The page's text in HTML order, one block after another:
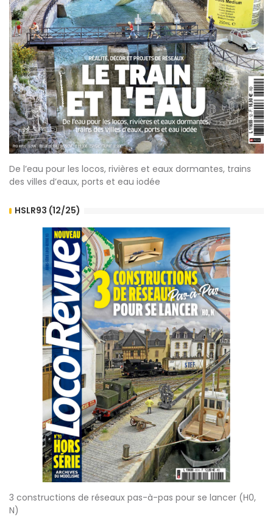
De l’eau pour les locos, rivières et eaux dormantes, trains
des villes d’eaux, ports et eau iodée
HSLR93 (12/25)
3 constructions de réseaux pas-à-pas pour se lancer (H0,
N)